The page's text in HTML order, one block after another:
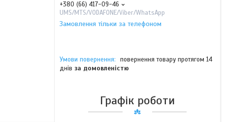
+380 (66) 417-09-46
UMS/MTS/VODAFONE/Viber/WhatsApp
Замовлення тільки за телефоном
повернення товару протягом 14
днів за домовленістю
Графік роботи